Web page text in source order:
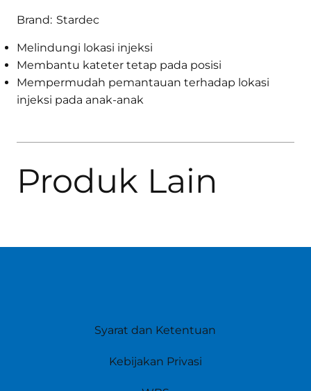
Brand: Stardec
Melindungi lokasi injeksi
Membantu kateter tetap pada posisi
Mempermudah pemantauan terhadap lokasi
injeksi pada anak-anak
Produk Lain
Syarat dan Ketentuan
Kebijakan Privasi